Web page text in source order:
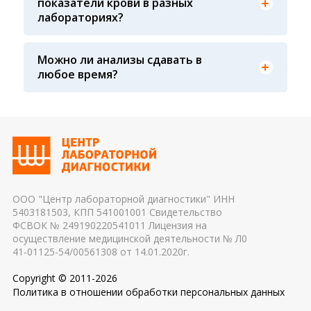
давления у взрослых страдающих гипотонией и
как следствие потери сознания
лабораториях?
влиять на результат 2. Процедурная медсестра:
осуществляя забор крови, необходимо
крови, не было ли гемолиза крови и т. д.) 3.
Транспортировка и хранение биологического
применяемые реагенты также могут стать
причиной погрешности в результатах
Можно ли анализы сдавать в
любое время?
Показатели крови могут изменяться в течение
дня, поэтому взятие крови обычно проводится
ООО "Центр лабораторной диагностики" ИНН
5403181503, КПП 541001001 Свидетельство
ФСВОК № 249190220541011 Лицензия на
осуществление медицинской деятельности № Л0
41-01125-54/00561308 от 14.01.2020г.
Copyright © 2011-2026
Политика в отношении обработки персональных данных